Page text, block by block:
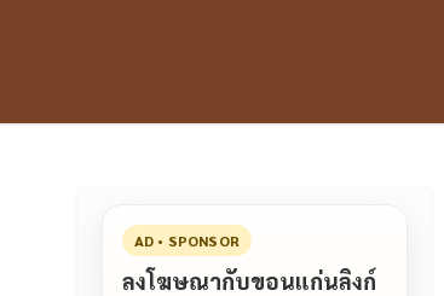
AD • SPONSOR
ลงโฆษณากับขอนแก่นลิงก์